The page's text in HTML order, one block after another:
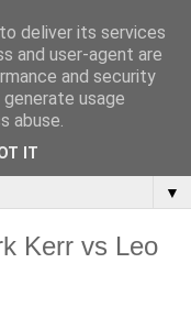
▼
Kerr vs Leo
deliver its services
and user-agent are
and security
usage
abuse.
IT